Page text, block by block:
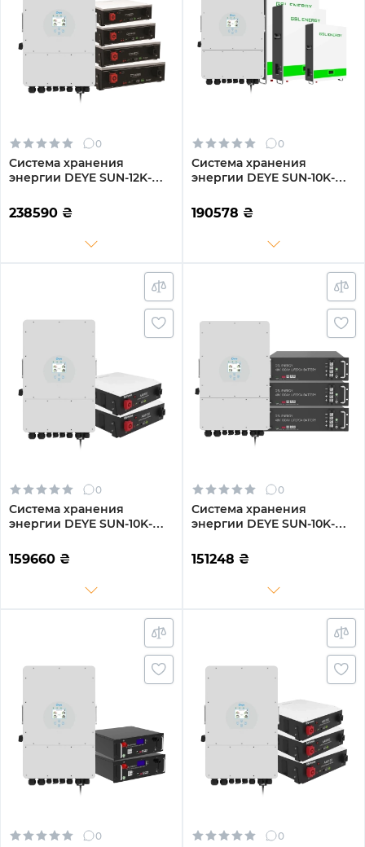
0
Система хранения
энергии DEYE SUN-12K-
LFP-W 12000W 20.48kWh
4BAT LiFePO4 6000
238590 ₴
0
Система хранения
энергии DEYE SUN-10K-
LFP-W 10kW 15.36kWh
3BAT LiFePO4 6500 циклов
190578 ₴
0
Система хранения
энергии DEYE SUN-10K-
W 10kW 9.6kWh 2BAT
LiFePO4 6000 циклов
159660 ₴
0
Система хранения
энергии DEYE SUN-10K-
10kW 9.6kWh 2BAT
LiFePO4 6500 циклов
151248 ₴
0 0